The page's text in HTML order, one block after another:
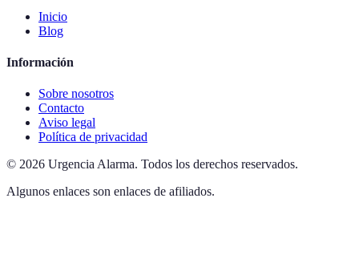
Inicio
Blog
Información
Sobre nosotros
Contacto
Aviso legal
Política de privacidad
© 2026 Urgencia Alarma. Todos los derechos reservados.
Algunos enlaces son enlaces de afiliados.